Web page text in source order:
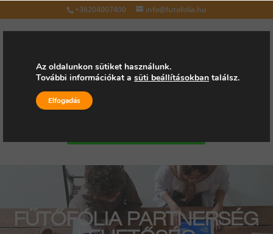
+36204007400 info@futofolia.hu
Válasszon oldalt
FŰTŐFÓLIA PARTNERSÉG
Az oldalunkon sütiket használunk.
További információkat a süti beállításokban találsz.
Elfogadás